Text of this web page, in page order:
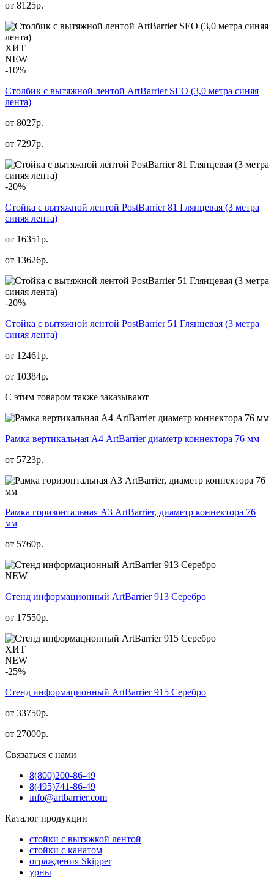
от 8125р.
ХИТ
NEW
-10%
Столбик с вытяжной лентой ArtBarrier SEO (3,0 метра синяя
лента)
от 8027р.
от 7297р.
-20%
Стойка с вытяжной лентой PostBarrier 81 Глянцевая (3 метра
синяя лента)
от 16351р.
от 13626р.
-20%
Стойка с вытяжной лентой PostBarrier 51 Глянцевая (3 метра
синяя лента)
от 12461р.
от 10384р.
С этим товаром также заказывают
Рамка вертикальная А4 ArtBarrier диаметр коннектора 76 мм
от 5723р.
Рамка горизонтальная А3 ArtBarrier, диаметр коннектора 76
мм
от 5760р.
NEW
Стенд информационный АrtBarrier 913 Серебро
от 17550р.
ХИТ
NEW
-25%
Стенд информационный АrtBarrier 915 Серебро
от 33750р.
от 27000р.
Связаться с нами
8(800)200-86-49
8(495)741-86-49
info@artbarrier.com
Каталог продукции
стойки с вытяжкой лентой
стойки с канатом
ограждения Skipper
урны